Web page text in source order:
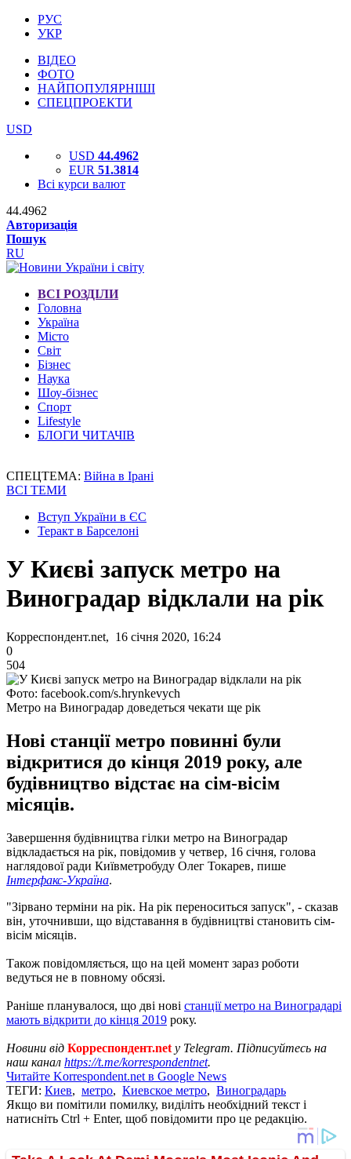
РУС
УКР
ВІДЕО
ФОТО
НАЙПОПУЛЯРНІШІ
СПЕЦПРОЕКТИ
USD
USD 44.4962
EUR 51.3814
Всі курси валют
44.4962
Авторизація
Пошук
RU
ВСІ РОЗДІЛИ
Головна
Україна
Місто
Світ
Бізнес
Наука
Шоу-бізнес
Спорт
Lifestyle
БЛОГИ ЧИТАЧІВ
СПЕЦТЕМА: Війна в Ірані
ВСІ ТЕМИ
Вступ України в ЄС
Теракт в Барселоні
У Києві запуск метро на
Виноградар відклали на рік
Корреспондент.net, 16 січня 2020, 16:24
0
504
Фото: facebook.com/s.hrynkevych
Метро на Виноградар доведеться чекати ще рік
Нові станції метро повинні були
відкритися до кінця 2019 року, але
будівництво відстає на сім-вісім
місяців.
Завершення будівництва гілки метро на Виноградар
відкладається на рік, повідомив у четвер, 16 січня, голова
наглядової ради Київметробуду Олег Токарев, пише
Інтерфакс-Україна.
"Зірвано терміни на рік. На рік переноситься запуск", - сказав
він, уточнивши, що відставання в будівництві становить сім-
вісім місяців.
Також повідомляється, що на цей момент зараз роботи
ведуться не в повному обсязі.
Раніше планувалося, що дві нові станції метро на Виноградарі
мають відкрити до кінця 2019 року.
Новини від Корреспондент.net у Telegram. Підписуйтесь на
наш канал https://t.me/korrespondentnet.
Читайте Korrespondent.net в Google News
ТЕГИ: Киев, метро, Киевское метро, Виноградарь
Якщо ви помітили помилку, виділіть необхідний текст і
натисніть Ctrl + Enter, щоб повідомити про це редакцію.